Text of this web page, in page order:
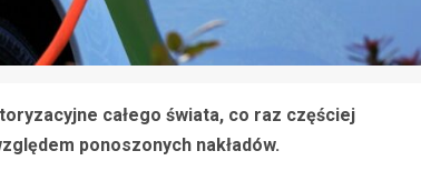
całego świata, co raz częściej
ponoszonych nakładów.